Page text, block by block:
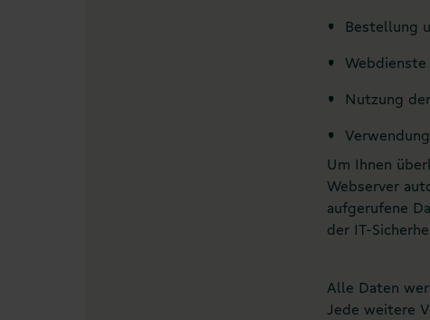
‣
Bestellung
‣
‣
Nutzung
‣
Um Ihnen
Webserver
aufgerufene
der IT-
Alle Daten
Jede weitere